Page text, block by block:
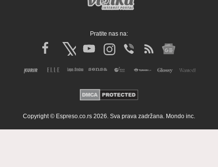
Pratite nas na:
Copyright © Espreso.co.rs 2026. Sva prava zadržana. Mondo inc.